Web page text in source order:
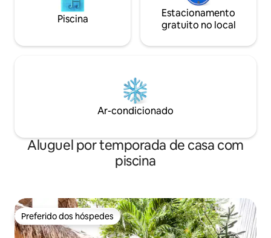
Piscina
Estacionamento
gratuito no local
Ar-condicionado
Aluguel por temporada de casa com
piscina
Preferido dos hóspedes
Preferido dos hóspedes